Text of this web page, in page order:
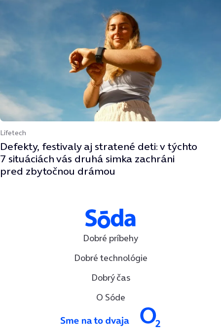
Lifetech
Defekty, festivaly aj stratené deti: v týchto
7 situáciách vás druhá simka zachráni
pred zbytočnou drámou
Dobré príbehy
Dobré technológie
Dobrý čas
O Sóde